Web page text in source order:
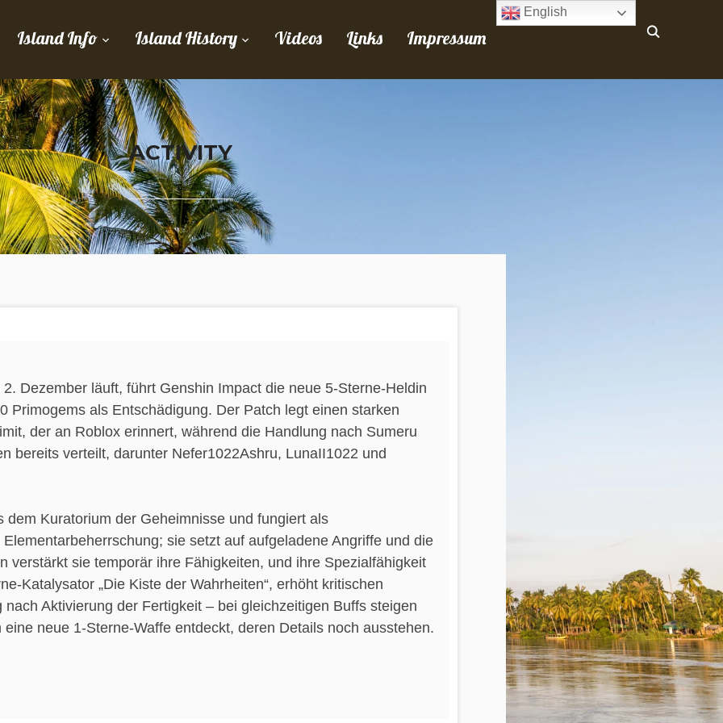
Island Info Island History Videos Links Impressum
ACTIVITY
Dezember läuft, führt Genshin Impact die neue 5-Sterne-Heldin
Primogems als Entschädigung. Der Patch legt einen starken
der an Roblox erinnert, während die Handlung nach Sumeru
bereits verteilt, darunter Nefer1022Ashru, LunaII1022 und
Kuratorium der Geheimnisse und fungiert als
sie setzt auf aufgeladene Angriffe und die
sie temporär ihre Fähigkeiten, und ihre Spezialfähigkeit
Katalysator „Die Kiste der Wahrheiten“, erhöht kritischen
Aktivierung der Fertigkeit – bei gleichzeitigen Buffs steigen
neue 1-Sterne-Waffe entdeckt, deren Details noch ausstehen.
English